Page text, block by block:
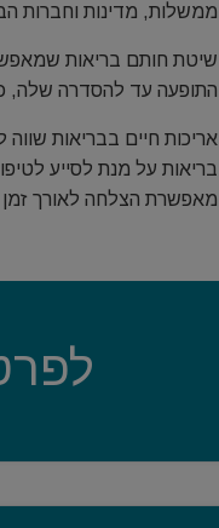
ממשלות, מדינות וחברות
שיטת חותם בריאות
התופעה עד להסדרה שלה,
אריכות חיים בבריאות
בריאות על מנת לסייע
מאפשרת הצלחה לאורך זמן